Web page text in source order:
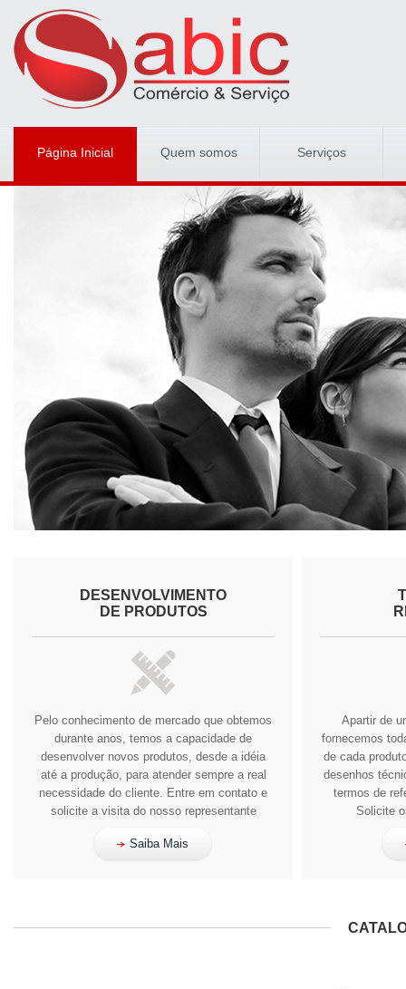
Página Inicial Quem somos Serviços
DESENVOLVIMENTO
DE PRODUTOS
Pelo conhecimento de mercado que obtemos
durante anos, temos a capacidade de
desenvolver novos produtos, desde a idéia
até a produção, para atender sempre a real
necessidade do cliente. Entre em contato e
solicite a visita do nosso representante
Saiba Mais
Apartir de
fornecemos
de cada
desenhos
termos de
Solicite